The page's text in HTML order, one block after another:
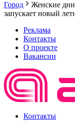
Город
Женские
запускает новый
Реклама
Контакты
О проекте
Вакансии
Контакты